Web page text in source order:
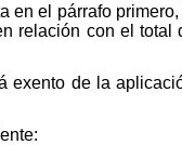
en el párrafo
relación con el total
exento de la